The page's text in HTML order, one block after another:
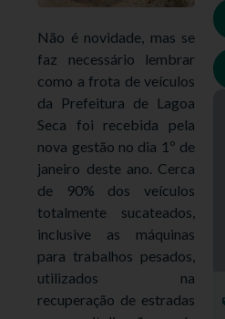
Não é novidade, mas se
faz necessário lembrar
como a frota de veículos
da Prefeitura de Lagoa
Seca foi recebida pela
nova gestão no dia 1º de
janeiro deste ano. Cerca
de 90% dos veículos
totalmente sucateados,
inclusive as máquinas
para trabalhos pesados,
utilizados na
recuperação de estradas